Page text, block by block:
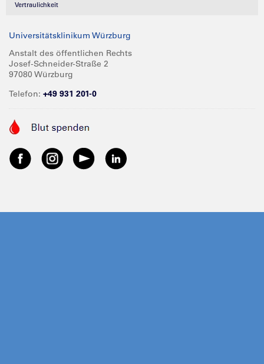
Vertraulichkeit
Universitätsklinikum Würzburg
Anstalt des öffentlichen Rechts
Josef-Schneider-Straße 2
97080 Würzburg
Telefon: +49 931 201-0